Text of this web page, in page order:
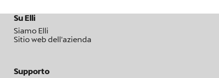
Su Elli
Siamo Elli
Sitio web dell'azienda
Supporto